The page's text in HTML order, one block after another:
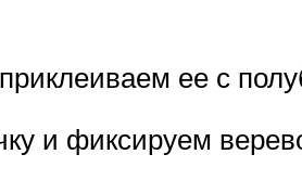
ее с
и фиксируем